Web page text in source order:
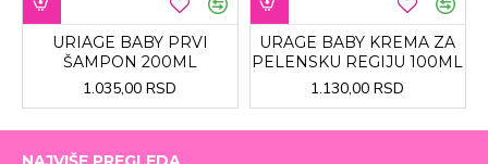
URIAGE BABY PRVI
ŠAMPON 200ML
1.035,00 RSD
URAGE BABY KREMA ZA
PELENSKU REGIJU 100ML
1.130,00 RSD